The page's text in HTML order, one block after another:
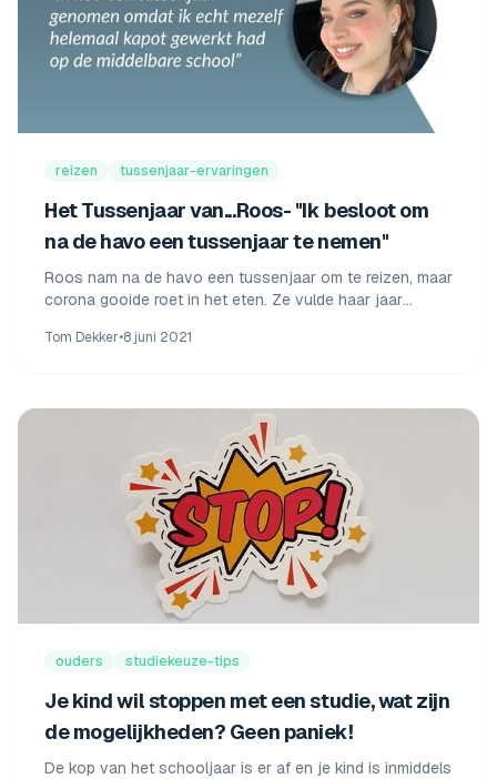
reizen tussenjaar-ervaringen
Het Tussenjaar van...Roos- "Ik besloot om
na de havo een tussenjaar te nemen"
Roos nam na de havo een tussenjaar om te reizen, maar
corona gooide roet in het eten. Ze vulde haar jaar
Tom Dekker•8 juni 2021
ouders studiekeuze-tips
Je kind wil stoppen met een studie, wat zijn
de mogelijkheden? Geen paniek!
De kop van het schooljaar is er af en je kind is inmiddels